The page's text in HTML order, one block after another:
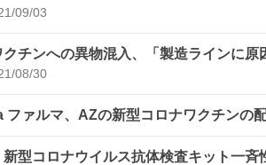
09/03
クチンへの異物混入、「製造ラインに
08/30
ファルマ、AZの新型コロナワクチンの
新型コロナウイルス抗体検査キット一